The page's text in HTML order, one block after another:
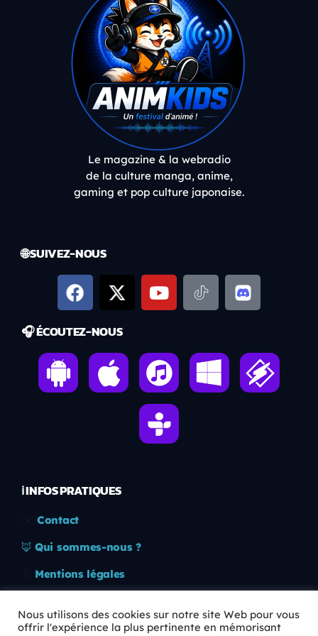
Le magazine & la webradio
de la culture manga, anime,
gaming et pop culture japonaise.
🌐 SUIVEZ-NOUS
🎧 ÉCOUTEZ-NOUS
ℹ️ INFOS PRATIQUES
Contact
🦊 Qui sommes-nous ?
Mentions légales
🛡️ RGPD
Nous utilisons des cookies sur notre site Web pour vous
offrir l'expérience la plus pertinente en mémorisant